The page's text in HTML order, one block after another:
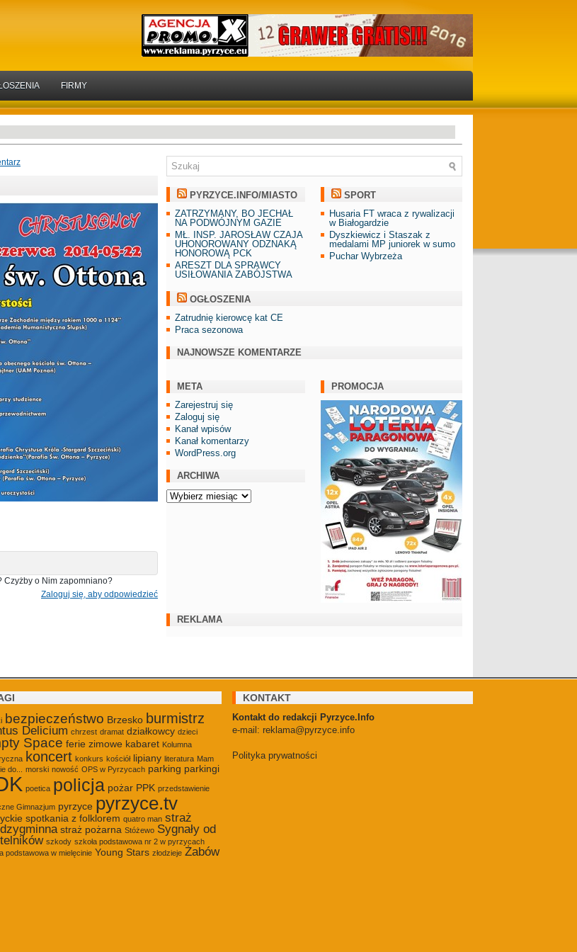
FIRMY
Czyżby o Nim zapomniano?
Zaloguj się, aby odpowiedzieć
PYRZYCE.INFO/MIASTO
ZATRZYMANY, BO JECHAŁ
NA PODWÓJNYM GAZIE
MŁ. INSP. JAROSŁAW CZAJA
UHONOROWANY ODZNAKĄ
HONOROWĄ PCK
ARESZT DLA SPRAWCY
USIŁOWANIA ZABÓJSTWA
SPORT
Husaria FT wraca z rywalizacji
w Białogardzie
Dyszkiewicz i Staszak z
medalami MP juniorek w sumo
Puchar Wybrzeża
OGŁOSZENIA
Zatrudnię kierowcę kat CE
Praca sezonowa
NAJNOWSZE KOMENTARZE
META
Zarejestruj się
Zaloguj się
Kanał wpisów
Kanał komentarzy
WordPress.org
ARCHIWA
Archiwa
PROMOCJA
REKLAMA
bezpieczeństwo Brzesko burmistrz
Delicium chrzest dramat działkowcy dzieci
Space ferie zimowe kabaret Kolumna
koncert konkurs kościół lipiany literatura Mam
do...
morski nowość OPS w Pyrzycach parking parkingi
poetica policja pożar PPK przedstawienie
Gimnazjum pyrzyce pyrzyce.tv
spotkania z folklorem quatro man straż
straż pożarna Stóżewo Sygnały od
szkody szkoła podstawowa nr 2 w pyrzycach
podstawowa w mielęcinie Young Stars złodzieje Żabów
KONTAKT
Kontakt do redakcji Pyrzyce.Info
e-mail: reklama@pyrzyce.info
Polityka prywatności